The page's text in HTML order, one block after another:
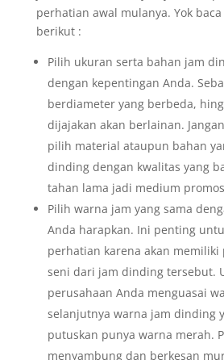
perhatian awal mulanya. Yok
berikut :
Pilih ukuran serta bahan jam
dengan kepentingan Anda.
berdiameter yang berbeda,
dijajakan akan berlainan.
pilih material ataupun bahan
dinding dengan kwalitas yang
tahan lama jadi medium
Pilih warna jam yang sama
Anda harapkan. Ini penting
perhatian karena akan memiliki
seni dari jam dinding tersebut.
perusahaan Anda menguasai
selanjutnya warna jam dinding
putuskan punya warna merah.
menyambung dan berkesan